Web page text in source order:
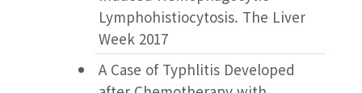
Lymphohistiocytosis. The Liver
Week 2017
A Case of Typhlitis Developed